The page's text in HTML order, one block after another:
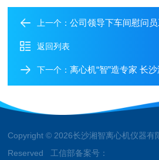
上一个：公司领导下车间慰问员
返回列表
下一个：离心机“智”造专家 长沙
Copyright © 2026长沙湘智离心机仪器有
Reserved 工信部备案号：